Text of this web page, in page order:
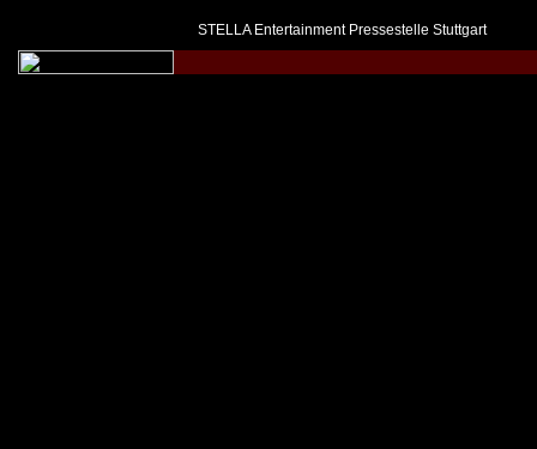
STELLA Entertainment Pressestelle Stuttgart